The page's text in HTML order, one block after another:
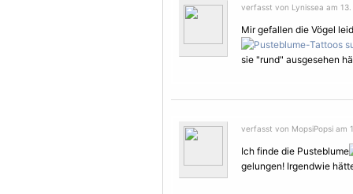
verfasst von Lynissea am
Mir gefallen die Vögel
sie "rund" ausgesehen
verfasst von MopsiPopsi am
Ich finde die Pusteblume
gelungen! Irgendwie